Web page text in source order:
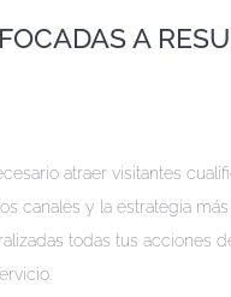
A
atraer visitantes
canales y la estrategia
todas tus acciones